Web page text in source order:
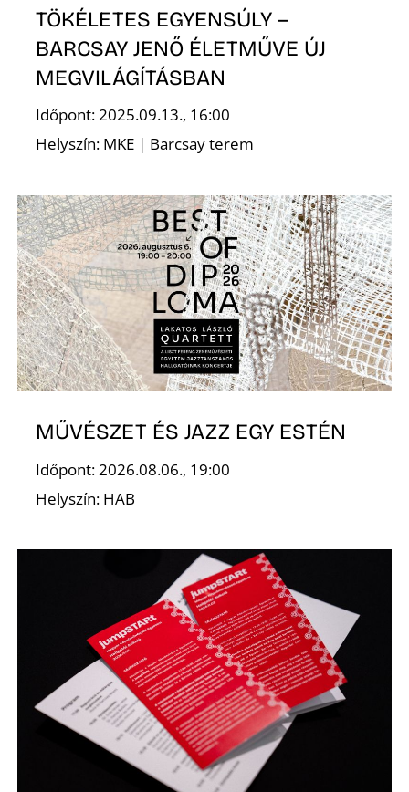
TÖKÉLETES EGYENSÚLY –
BARCSAY JENŐ ÉLETMŰVE ÚJ
MEGVILÁGÍTÁSBAN
Időpont: 2025.09.13., 16:00
Helyszín: MKE | Barcsay terem
MŰVÉSZET ÉS JAZZ EGY ESTÉN
Időpont: 2026.08.06., 19:00
Helyszín: HAB